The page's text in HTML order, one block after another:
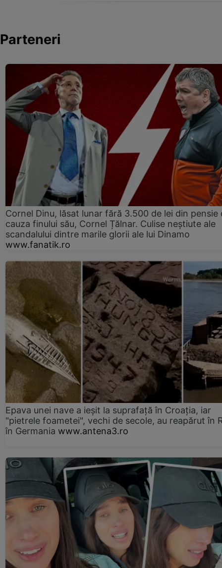
Parteneri
Cornel Dinu, lăsat lunar fără 3.500 de lei din pensie
cauza finului său, Cornel Țălnar. Culise neștiute ale
scandalului dintre marile glorii ale lui Dinamo
www.fanatik.ro
Epava unei nave a ieșit la suprafață în Croația, iar
"pietrele foametei", vechi de secole, au reapărut în
în Germania www.antena3.ro